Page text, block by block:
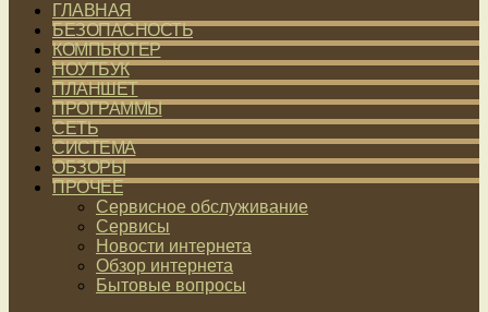
ГЛАВНАЯ
БЕЗОПАСНОСТЬ
КОМПЬЮТЕР
НОУТБУК
ПЛАНШЕТ
ПРОГРАММЫ
СЕТЬ
СИСТЕМА
ОБЗОРЫ
ПРОЧЕЕ
Сервисное обслуживание
Сервисы
Новости интернета
Обзор интернета
Бытовые вопросы